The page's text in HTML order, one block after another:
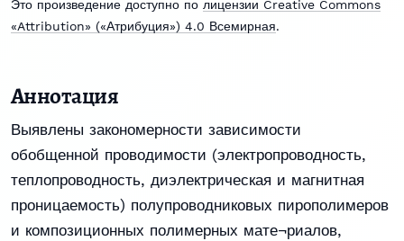
Это произведение доступно по лицензии Creative Commons
«Attribution» («Атрибуция») 4.0 Всемирная.
Аннотация
Выявлены закономерности зависимости
обобщенной проводимости (электропроводность,
теплопроводность, диэлектрическая и магнитная
проницаемость) полупроводниковых пирополимеров
и композиционных полимерных мате¬риалов,